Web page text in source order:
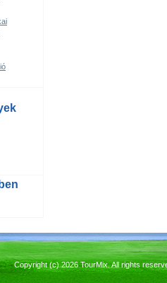
Copyright (c) 2026 TourMix. All rights